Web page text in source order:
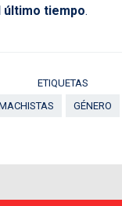
último tiempo.
ETIQUETAS
GÉNERO